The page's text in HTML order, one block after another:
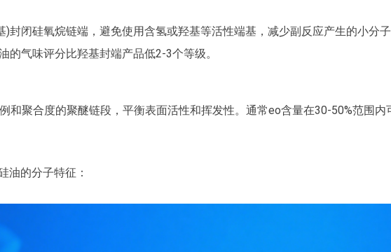
)封闭硅氧烷链端，避免使用含氢或羟基等活性端基，减少副反应产生的小分
的气味评分比羟基封端产品低2-3个等级。
和聚合度的聚醚链段，平衡表面活性和挥发性。通常eo含量在30-50%范围内
油的分子特征：